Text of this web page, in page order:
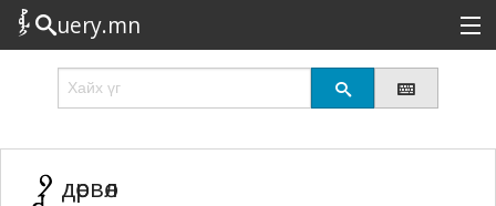
uery.mn
Сонирхолтой
Эрэлттэй
дөрвөл